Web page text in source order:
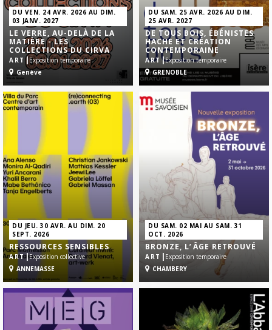
DU VEN. 24 AVR. 2026 AU DIM.
03 JANV. 2027
LE VERRE, AU-DELÀ DE LA
MATIÈRE - LES
COLLECTIONS DU CIRVA
ART |Exposition temporaire
Genève
DU SAM. 25 AVR. 2026 AU DIM.
25 AVR. 2027
DE TOUS BOIS, ÉBÉNISTES
HACHE ET CRÉATION
CONTEMPORAINE
ART |Exposition temporaire
GRENOBLE
DU JEU. 30 AVR. AU DIM. 20
SEPT. 2026
RESSOURCES SENSIBLES
ART|Exposition collective
ANNEMASSE
DU SAM. 02 MAI AU SAM. 31
OCT. 2026
BRONZE, L’ ÂGE RETROUVÉ
ART | Exposition temporaire
CHAMBERY